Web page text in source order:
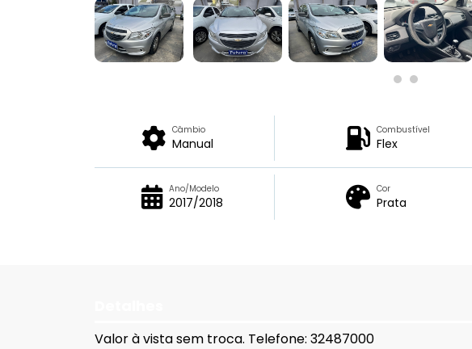
Câmbio
Manual
Combustível
Flex
Ano/Modelo
2017/2018
Cor
Prata
Valor à vista sem troca. Telefone: 32487000